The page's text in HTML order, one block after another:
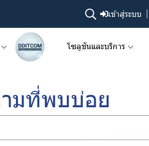
เข้าสู่ระบบ
โซลูชันและบริการ
มที่พบบ่อย